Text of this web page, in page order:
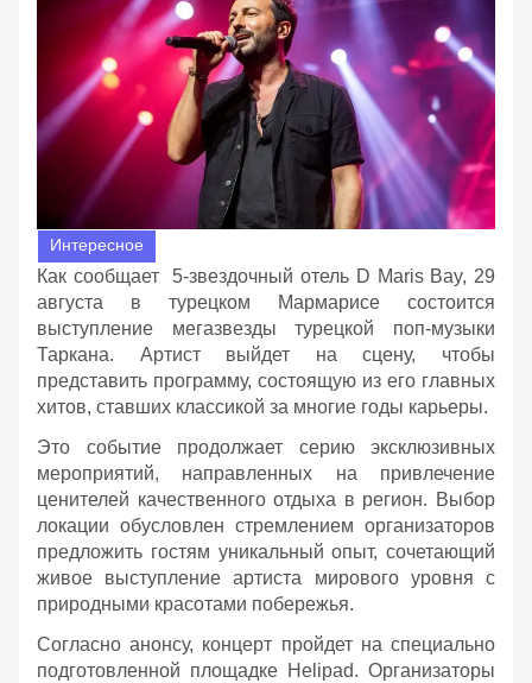
Интересное
Как сообщает 5-звездочный отель D Maris Bay, 29
августа в турецком Мармарисе состоится
выступление мегазвезды турецкой поп-музыки
Таркана. Артист выйдет на сцену, чтобы
представить программу, состоящую из его главных
хитов, ставших классикой за многие годы карьеры.
Это событие продолжает серию эксклюзивных
мероприятий, направленных на привлечение
ценителей качественного отдыха в регион. Выбор
локации обусловлен стремлением организаторов
предложить гостям уникальный опыт, сочетающий
живое выступление артиста мирового уровня с
природными красотами побережья.
Согласно анонсу, концерт пройдет на специально
подготовленной площадке Helipad. Организаторы